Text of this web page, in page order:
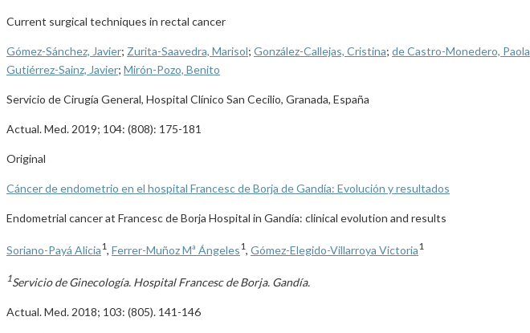
Current surgical techniques in rectal cancer
Gómez-Sánchez, Javier; Zurita-Saavedra, Marisol; González-Callejas, Cristina; de Castro-Monedero, Paola
Gutiérrez-Sainz, Javier; Mirón-Pozo, Benito
Servicio de Cirugía General, Hospital Clínico San Cecilio, Granada, España
Actual. Med. 2019; 104: (808): 175-181
Original
Cáncer de endometrio en el hospital Francesc de Borja de Gandía: Evolución y resultados
Endometrial cancer at Francesc de Borja Hospital in Gandía: clinical evolution and results
Soriano-Payá Alicia1, Ferrer-Muñoz Mª Ángeles1, Gómez-Elegido-Villarroya Victoria1
1Servicio de Ginecología. Hospital Francesc de Borja. Gandía.
Actual. Med. 2018; 103: (805). 141-146